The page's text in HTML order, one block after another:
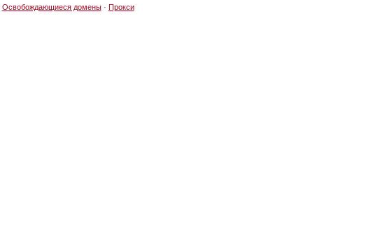
Освобождающиеся домены· Прокси